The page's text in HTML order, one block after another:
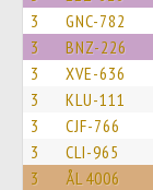
3 GNC-782
3 BNZ-226
3 XVE-636
3 KLU-111
3 CJF-766
3 CLI-965
3 ÅL 4006